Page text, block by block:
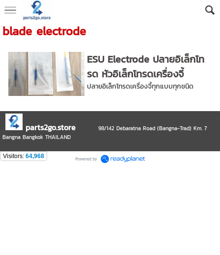
blade electrode
ESU Electrode ปลายอิเล็กโท
รด หัวอิเล็กโทรดเครื่องจี้
ปลายอิเล็กโทรดเครื่องจี้ทุกแบบทุกชนิด
parts2go.store
98/142 Debaratna Road (Bangna-Trad) Km. 7
Bangna Bangkok THAILAND
Visitors: 64,968